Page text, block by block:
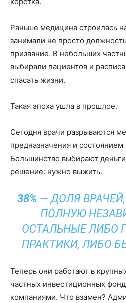
Раньше медицина строилась
занимали не просто
призвание. В небольших
выбирали пациентов и
спасать жизни.
Такая эпоха ушла в прошлое.
Сегодня врачи разрываются
предназначения и
Большинство выбирают
решение: нужно выжить.
38% — ДОЛЯ
ПОЛНУЮ
ОСТАЛЬНЫЕ ЛИБО
ПРАКТИКИ, ЛИБО
Теперь они работают в
частных инвестиционных
компаниями. Что взамен?